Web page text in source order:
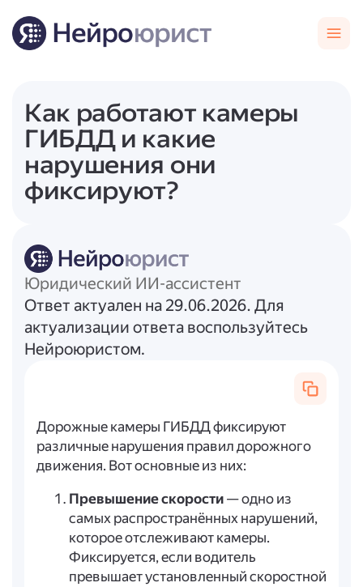
Как работают камеры
ГИБДД и какие
нарушения они
фиксируют?
Юридический ИИ-ассистент
Ответ актуален на 29.06.2026. Для
актуализации ответа воспользуйтесь
Нейроюристом.
Дорожные камеры ГИБДД фиксируют
различные нарушения правил дорожного
движения. Вот основные из них:
Превышение скорости— одно из
самых распространённых нарушений,
которое отслеживают камеры.
Фиксируется, если водитель
превышает установленный скоростной